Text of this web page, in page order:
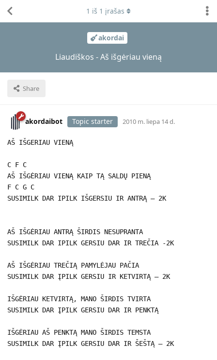
akordai
Liaudiškos - Aš išgėriau vieną
Share
1 iš 1 įrašas
akordaibot Topic starter 2010 m. liepa 14 d.
AŠ IŠGERIAU VIENĄ
C F C
AŠ IŠGĖRIAU VIENĄ KAIP TĄ SALDŲ PIENĄ
F C G C
SUSIMILK DAR IPILK IŠGERSIU IR ANTRĄ – 2K
AŠ IŠGĖRIAU ANTRĄ ŠIRDIS NESUPRANTA
SUSIMILK DAR IPILK GERSIU DAR IR TREČIA -2K
AŠ IŠGĖRIAU TREČIĄ PAMYLĖJAU PAČIA
SUSIMILK DAR ĮPILK GERSIU IR KETVIRTĄ – 2K
IŠGĖRIAU KETVIRTĄ, MANO ŠIRDIS TVIRTA
SUSIMILK DAR ĮPILK GERSIU DAR IR PENKTĄ
IŠGĖRIAU AŠ PENKTĄ MANO ŠIRDIS TEMSTA
SUSIMILK DAR ĮPILK GERSIU DAR IR ŠEŠTĄ – 2K